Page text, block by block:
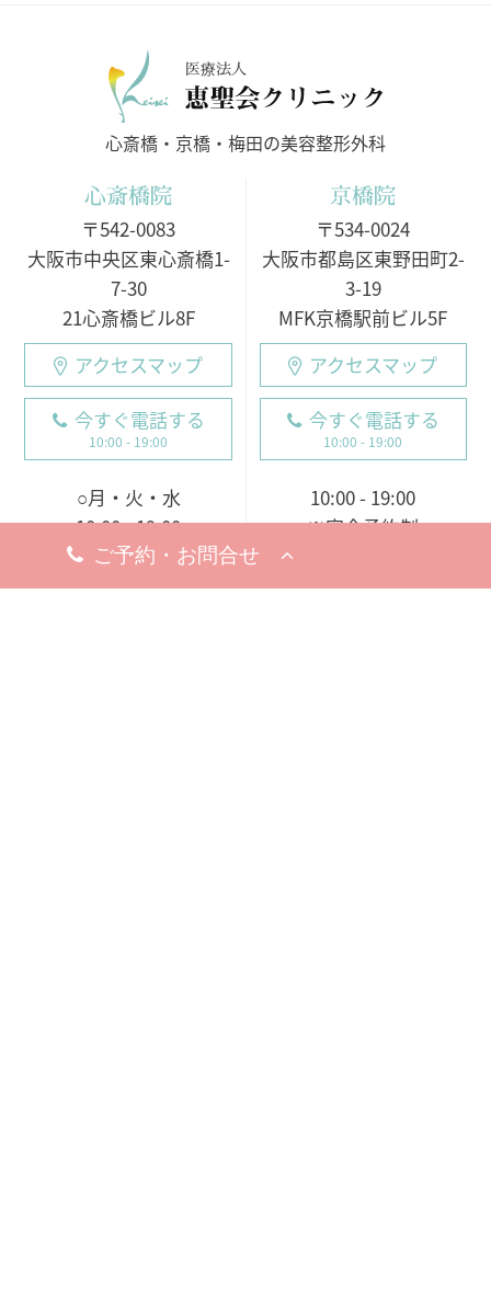
医療法人
心斎橋・京橋・梅田の美容整形外科
心斎橋院
〒542-0083
大阪市中央区東心斎橋1-
7-30
21心斎橋ビル8F
アクセスマップ
今すぐ電話する
10:00 - 19:00
○月・火・水
10:00 - 19:00
○木・金・土・日
9:00 - 18:00（電話受付
京橋院
〒534-0024
大阪市都島区東野田町2-
3-19
MFK京橋駅前ビル5F
アクセスマップ
今すぐ電話する
10:00 - 19:00
10:00 - 19:00
※完全予約制